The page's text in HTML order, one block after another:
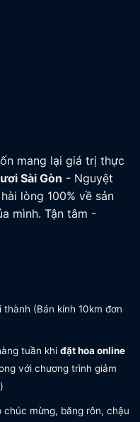
mang lại giá trị thực
Sài Gòn - Nguyệt
lòng 100% về sản
mình. Tận tâm -
(Bán kính 10km đơn
tuần khi đặt hoa online
với chương trình giảm
mừng, băng rôn, chậu